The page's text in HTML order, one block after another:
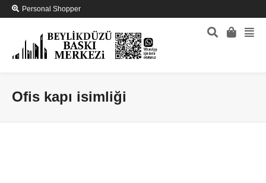
Personal Shopper
Ofis kapı isimliği